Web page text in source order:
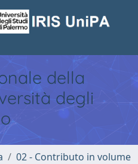
della
degli
02 - Contributo in volume